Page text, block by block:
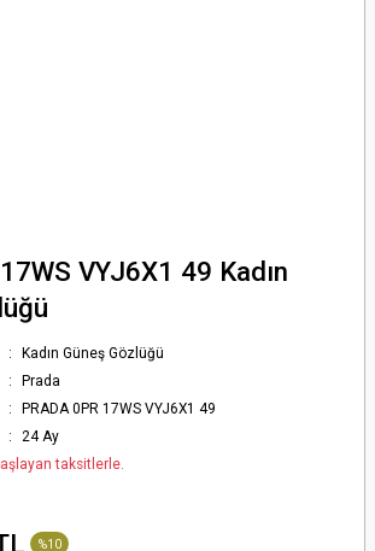
VYJ6X1 49 Kadın
Kadın Güneş Gözlüğü
Prada
PRADA 0PR 17WS VYJ6X1 49
24 Ay
taksitlerle.
%10